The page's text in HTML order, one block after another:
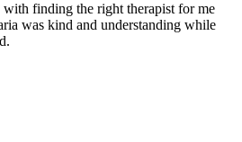
finding the right therapist for me
was kind and understanding while